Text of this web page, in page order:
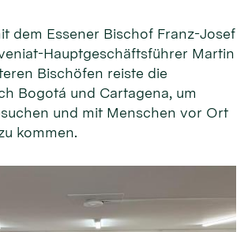
dem Essener Bischof Franz-Josef
Hauptgeschäftsführer Martin
Bischöfen reiste die
Bogotá und Cartagena, um
und mit Menschen vor Ort
kommen.